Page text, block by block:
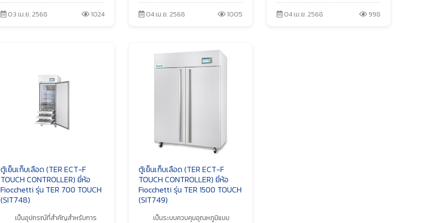
03 เม.ย. 2568 1024 04 เม.ย. 2568 1005 04 เม.ย. 2568 998
ตู้เย็นเก็บเลือด (TER ECT-F
TOUCH CONTROLLER) ยี่ห้อ
Fiocchetti รุ่น TER 700 TOUCH
(SIT748)
เป็นอุปกรณ์ที่สำคัญสำหรับการ
ตู้เย็นเก็บเลือด (TER ECT-F
TOUCH CONTROLLER) ยี่ห้อ
Fiocchetti รุ่น TER 1500 TOUCH
(SIT749)
เป็นระบบควบคุมอุณหภูมิแบบ